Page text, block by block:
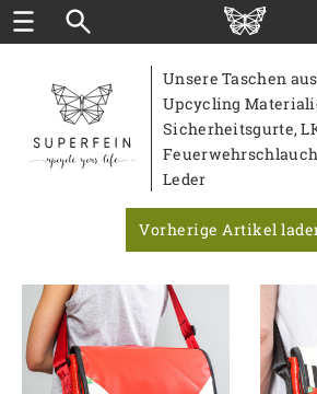
Unsere Taschen
Upcycling
Sicherheitsgurte,
Leder
Vorherige Artikel